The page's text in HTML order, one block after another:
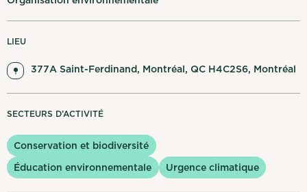
Mes notifications
LIEU
377A Saint-Ferdinand, Montréal, QC H4C2S6, Montréal
SECTEURS D’ACTIVITÉ
Conservation et biodiversité
Éducation environnementale Urgence climatique